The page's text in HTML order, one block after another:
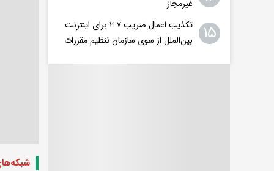
غیرمجاز
۱۵
تکذیب اعمال ضریب ۲.۷ برای اینترنت
بین‌الملل از سوی سازمان تنظیم مقررات